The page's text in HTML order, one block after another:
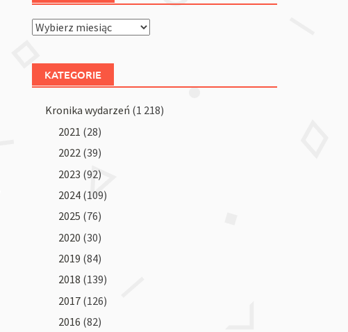
Archiwum
KATEGORIE
Kronika wydarzeń (1 218)
2021 (28)
2022 (39)
2023 (92)
2024 (109)
2025 (76)
2020 (30)
2019 (84)
2018 (139)
2017 (126)
2016 (82)